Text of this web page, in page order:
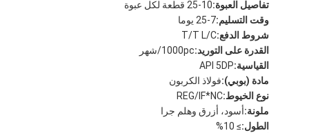
تفاصيل العبوة:10-25 قطعة لكل عبوة
وقت التسليم:7-25 يوما
شروط الدفع:T/T L/C
القدرة على التوريد:1000pc/شهر
القياسية:API 5DP
مادة (بوبي):فولاذ الكربون
نوع الخيوط:REG/IF*NC
ملونة:أسود، أزرق وهلم جرا
الطول:≥ 10%